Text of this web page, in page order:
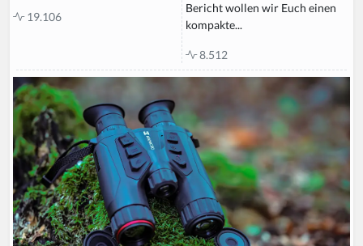
19.106
Bericht wollen wir Euch einen
kompakte...
8.512